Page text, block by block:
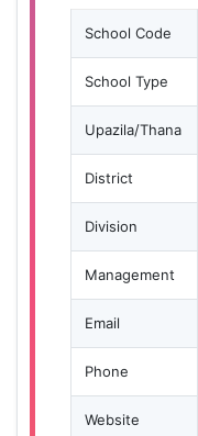
School Code
School Type
Upazila/Thana
District
Division
Management
Email
Phone
Website